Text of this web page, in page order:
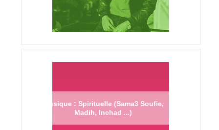
Musique : Spirituelle (Sama3 Soufie,
Madih, Inchad ...)